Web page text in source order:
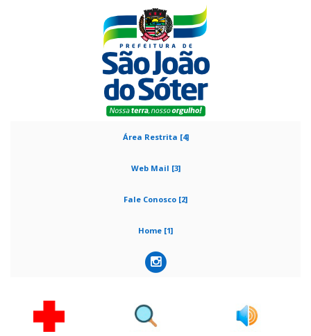
Área Restrita [4]
Web Mail [3]
Fale Conosco [2]
Home [1]